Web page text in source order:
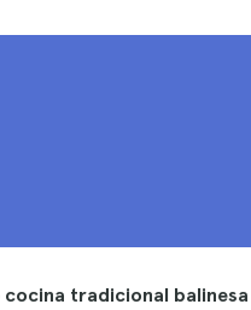
cocina tradicional balinesa